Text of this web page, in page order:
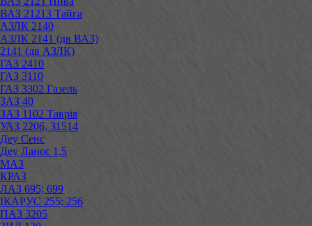
ВАЗ 21213 Тайга
АЗЛК 2140
АЗЛК 2141 (дв ВАЗ)
2141 (дв АЗЛК)
ГАЗ 2410
ГАЗ 3110
ГАЗ 3302 Газель
ЗАЗ 40
ЗАЗ 1102 Таврія
УАЗ 2206, 31514
Деу Сенс
Деу Ланос 1,5
МАЗ
КРАЗ
ЛАЗ 695; 699
ІКАРУС 255; 256
ПАЗ 3205